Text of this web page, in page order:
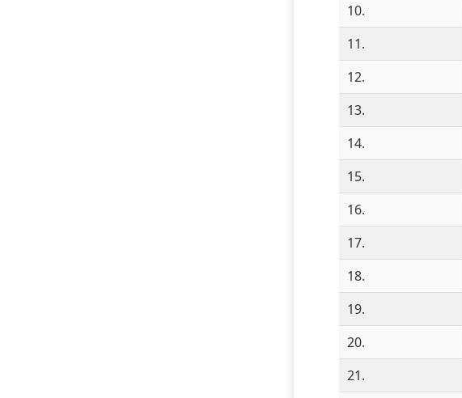
10.
11.
12.
13.
14.
15.
16.
17.
18.
19.
20.
21.